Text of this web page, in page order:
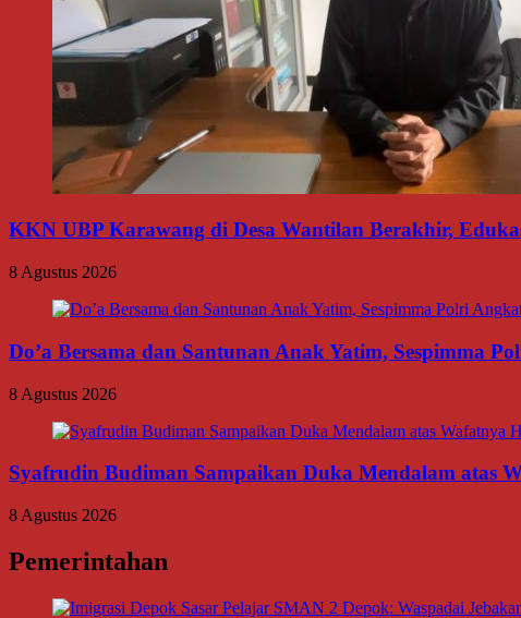
KKN UBP Karawang di Desa Wantilan Berakhir,
8 Agustus 2026
Do’a Bersama dan Santunan Anak Yatim, Sespimma
8 Agustus 2026
Syafrudin Budiman Sampaikan Duka Mendalam atas
8 Agustus 2026
Pemerintahan